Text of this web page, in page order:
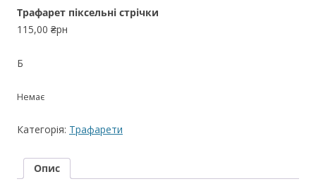
Трафарет піксельні стрічки
115,00 ₴рн
Б
Немає
Категорія: Трафарети
Опис